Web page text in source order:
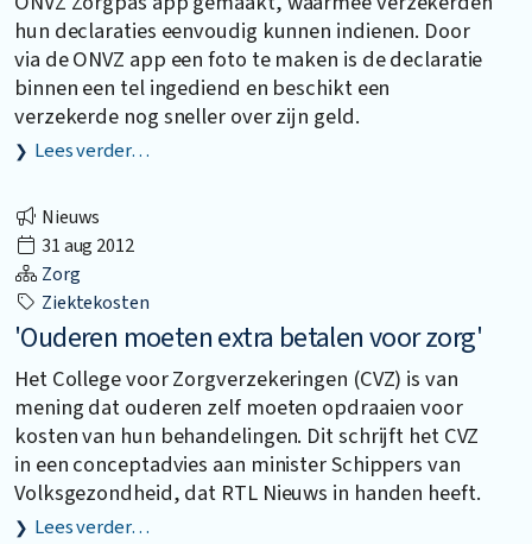
hun declaraties eenvoudig kunnen indienen. Door
via de ONVZ app een foto te maken is de declaratie
binnen een tel ingediend en beschikt een
verzekerde nog sneller over zijn geld.
Lees verder…
Nieuws
31 aug 2012
Zorg
Ziektekosten
'Ouderen moeten extra betalen voor zorg'
Het College voor Zorgverzekeringen (CVZ) is van
mening dat ouderen zelf moeten opdraaien voor
kosten van hun behandelingen. Dit schrijft het CVZ
in een conceptadvies aan minister Schippers van
Volksgezondheid, dat RTL Nieuws in handen heeft.
Lees verder…